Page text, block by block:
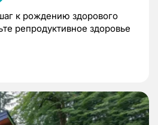
к рождению здорового
репродуктивное здоровье